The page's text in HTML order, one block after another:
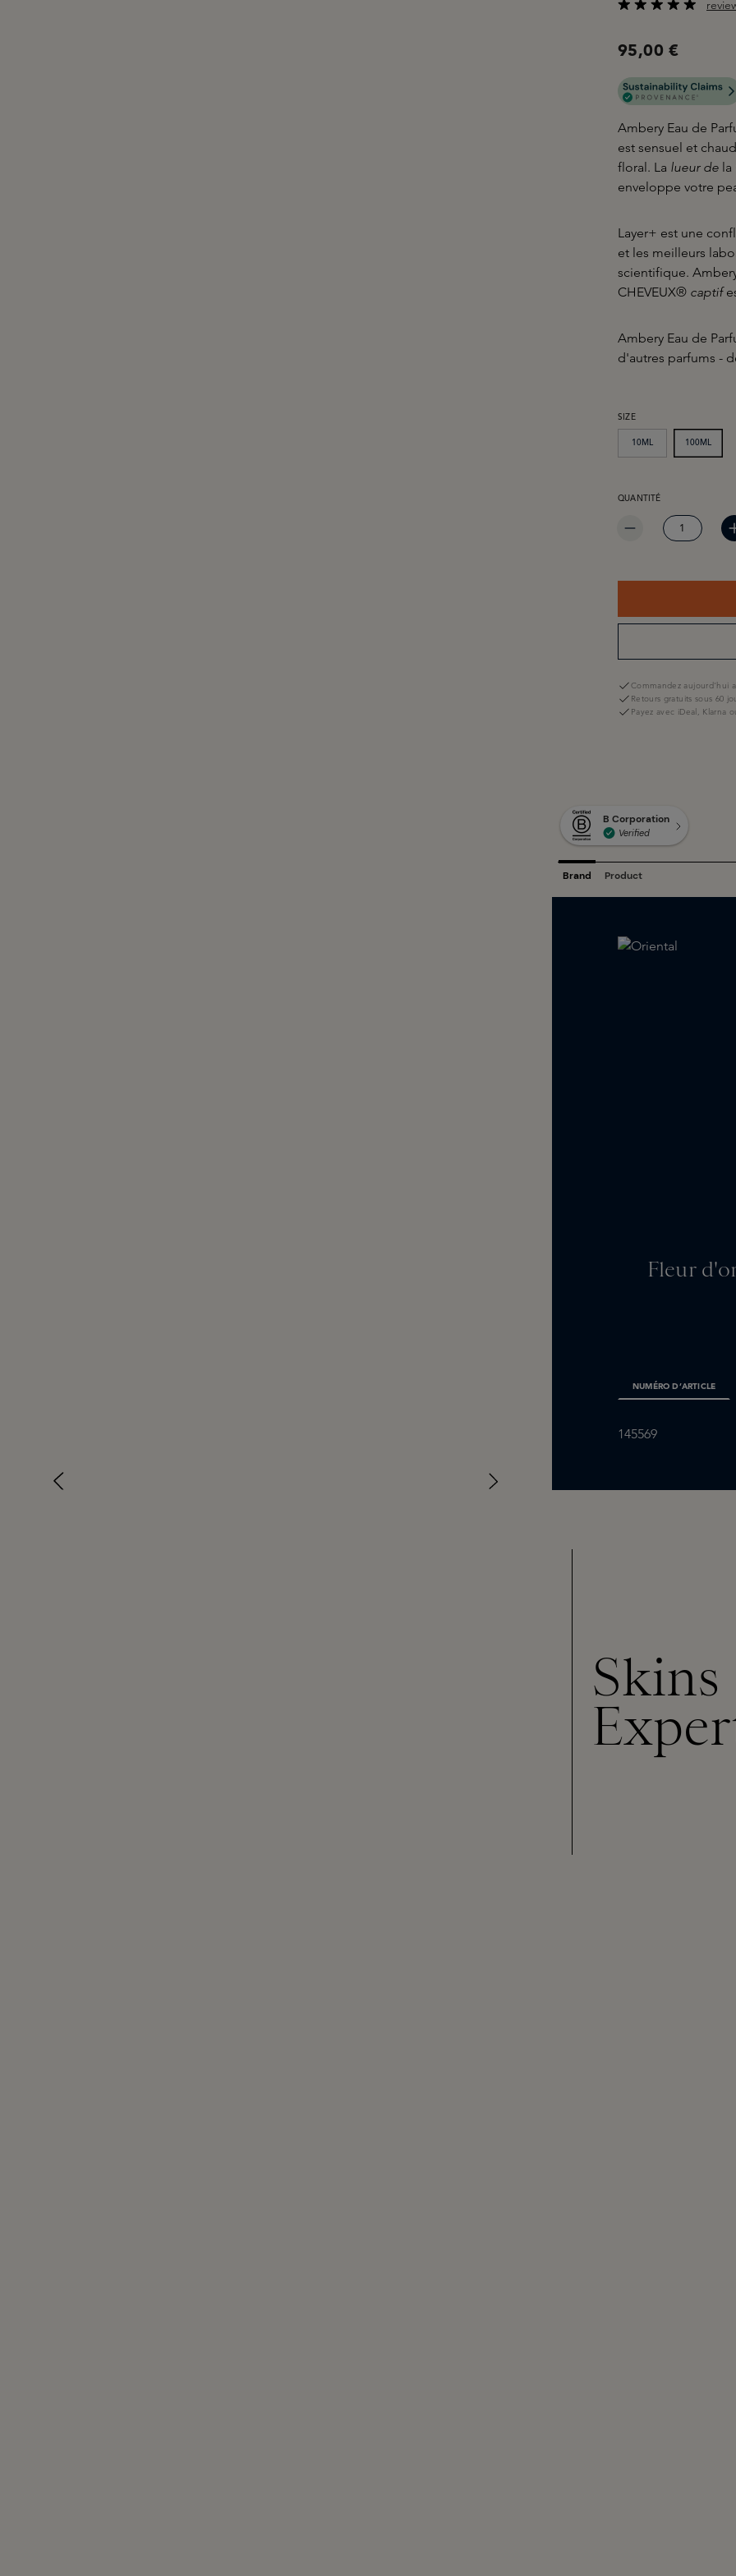
95,00 €
Ambery Eau de
est sensuel et
floral. La lueur de la
enveloppe votre
Layer+ est une
et les meilleurs
scientifique.
CHEVEUX® captif
Ambery Eau de
d'autres parfums -
SÉLECTIONNEZ
SIZE
10ML 100ML
QUANTITÉ DE PRODUIT
QUANTITÉ
Commandez aujourd'hui
Retours gratuits sous 60
Payez avec iDeal, Klarna
Fleur
NUMÉRO D’ARTICLE
145569
Skins